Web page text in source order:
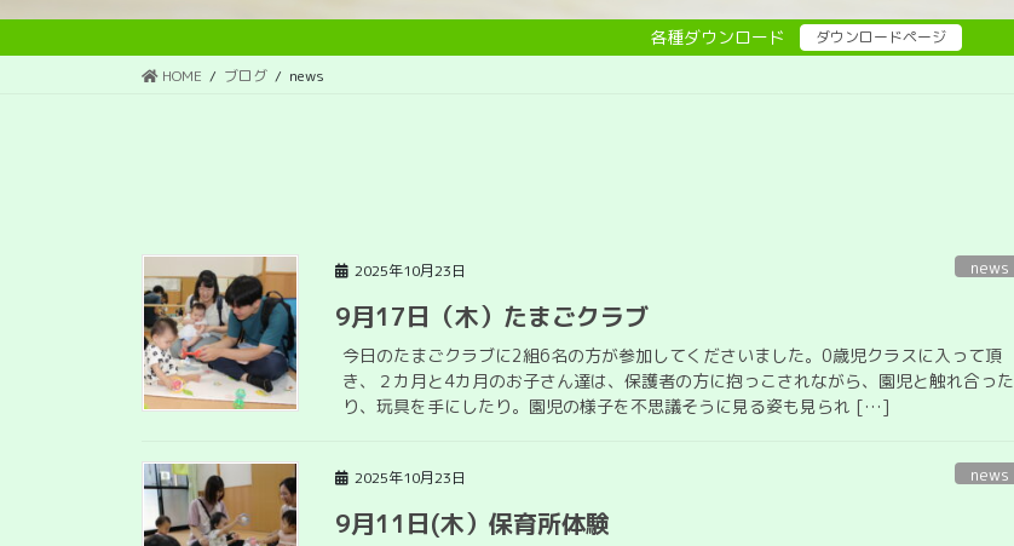
各種ダウンロード
ダウンロードページ
HOME
ブログ news
2025年10月23日 news
9月17日（木）たまごクラブ
今日のたまごクラブに2組6名の方が参加してくださいました。0歳児クラスに入って頂
き、２カ月と4カ月のお子さん達は、保護者の方に抱っこされながら、園児と触れ合った
り、玩具を手にしたり。園児の様子を不思議そうに見る姿も見られ […]
2025年10月23日 news
9月11日(木）保育所体験